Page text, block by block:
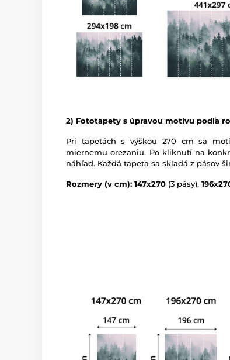
2) Fototapety s úpravou motívu podľa
Pri tapetách s výškou 270 cm sa
miernemu orezaniu. Po kliknutí na
náhľad. Každá tapeta sa skladá z pásov
Rozmery (v cm): 147x270 (3 pásy),